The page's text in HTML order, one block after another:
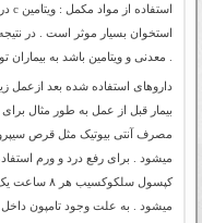
۳- استفاده از مواد مکمل : ویتامینc
استخوان بسیار موثر است . در
بیمار قبل از عمل به طور مثال
میشود . برای رفع درد و ورم
میشود . به علت وجود تامپون داخل